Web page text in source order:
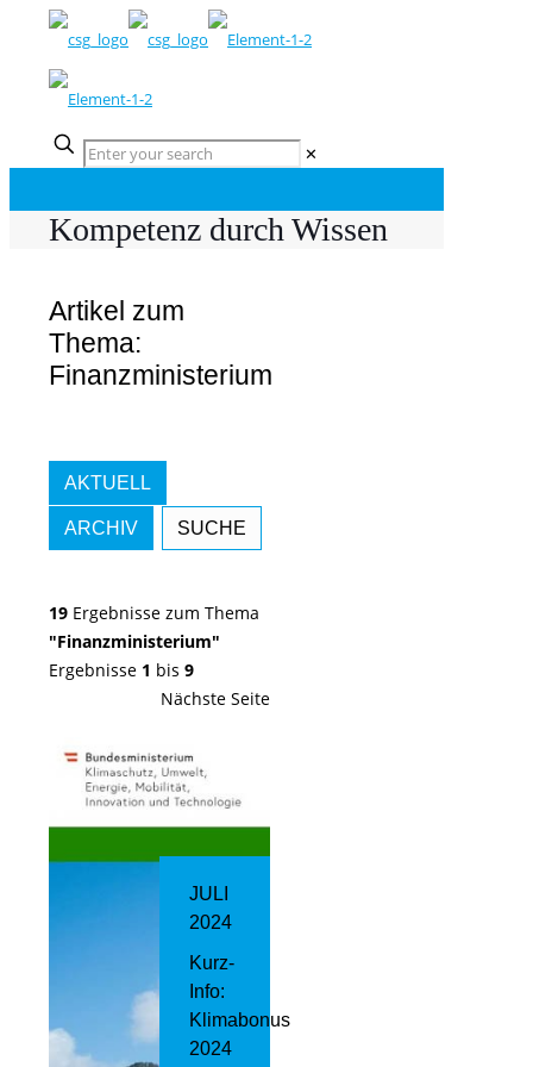
✕
Kompetenz durch Wissen
Artikel zum
Thema:
Finanzministerium
AKTUELL
ARCHIV SUCHE
19 Ergebnisse zum Thema
"Finanzministerium"
Ergebnisse 1 bis 9
Nächste Seite
JULI
2024
Kurz-
Info:
Klimabonus
2024